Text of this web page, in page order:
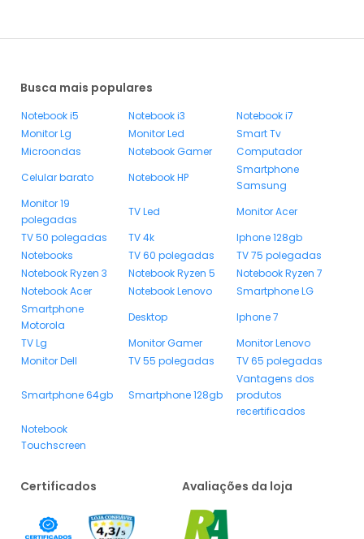
Busca mais populares
Notebook i5 Notebook i3
Notebook i7
Monitor Lg
Monitor Led
Smart Tv
Microondas
Notebook Gamer
Computador
Celular barato
Notebook HP
Smartphone
Samsung
Monitor 19
polegadas
TV Led
Monitor Acer
TV 50 polegadas
TV 4k
Iphone 128gb
Notebooks
TV 60 polegadas
TV 75 polegadas
Notebook Ryzen 3
Notebook Ryzen 5
Notebook Ryzen 7
Notebook Acer
Notebook Lenovo
Smartphone LG
Smartphone
Motorola
Desktop
Iphone 7
TV Lg
Monitor Gamer
Monitor Lenovo
Monitor Dell
TV 55 polegadas TV 65 polegadas
Smartphone 64gb Smartphone 128gb
Vantagens dos
produtos
recertificados
Notebook
Touchscreen
Certificados Avaliações da loja